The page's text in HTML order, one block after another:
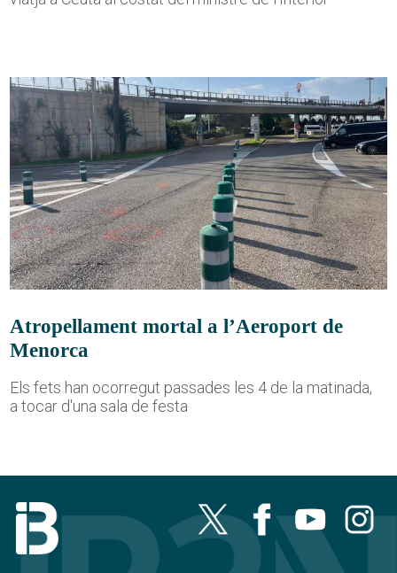
Atropellament mortal a l’Aeroport de
Menorca
Els fets han ocorregut passades les 4 de la matinada,
a tocar d'una sala de festa